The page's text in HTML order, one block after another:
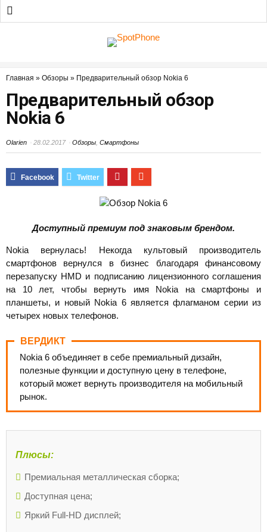
Главная » Обзоры » Предварительный обзор Nokia 6
Предварительный обзор
Nokia 6
Olarien 28.02.2017 Обзоры Смартфоны
Доступный премиум под знаковым брендом.
Nokia вернулась! Некогда культовый производитель
смартфонов вернулся в бизнес благодаря финансовому
перезапуску HMD и подписанию лицензионного соглашения
на 10 лет, чтобы вернуть имя Nokia на смартфоны и
планшеты, и новый Nokia 6 является флагманом серии из
четырех новых телефонов.
ВЕРДИКТ
Nokia 6 объединяет в себе премиальный дизайн,
полезные функции и доступную цену в телефоне,
который может вернуть производителя на мобильный
рынок.
Плюсы:
Премиальная металлическая сборка;
Доступная цена;
Яркий Full-HD дисплей;